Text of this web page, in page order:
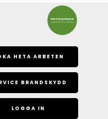
HETA ARBETEN
BRANDSKYDD
LOGGA IN